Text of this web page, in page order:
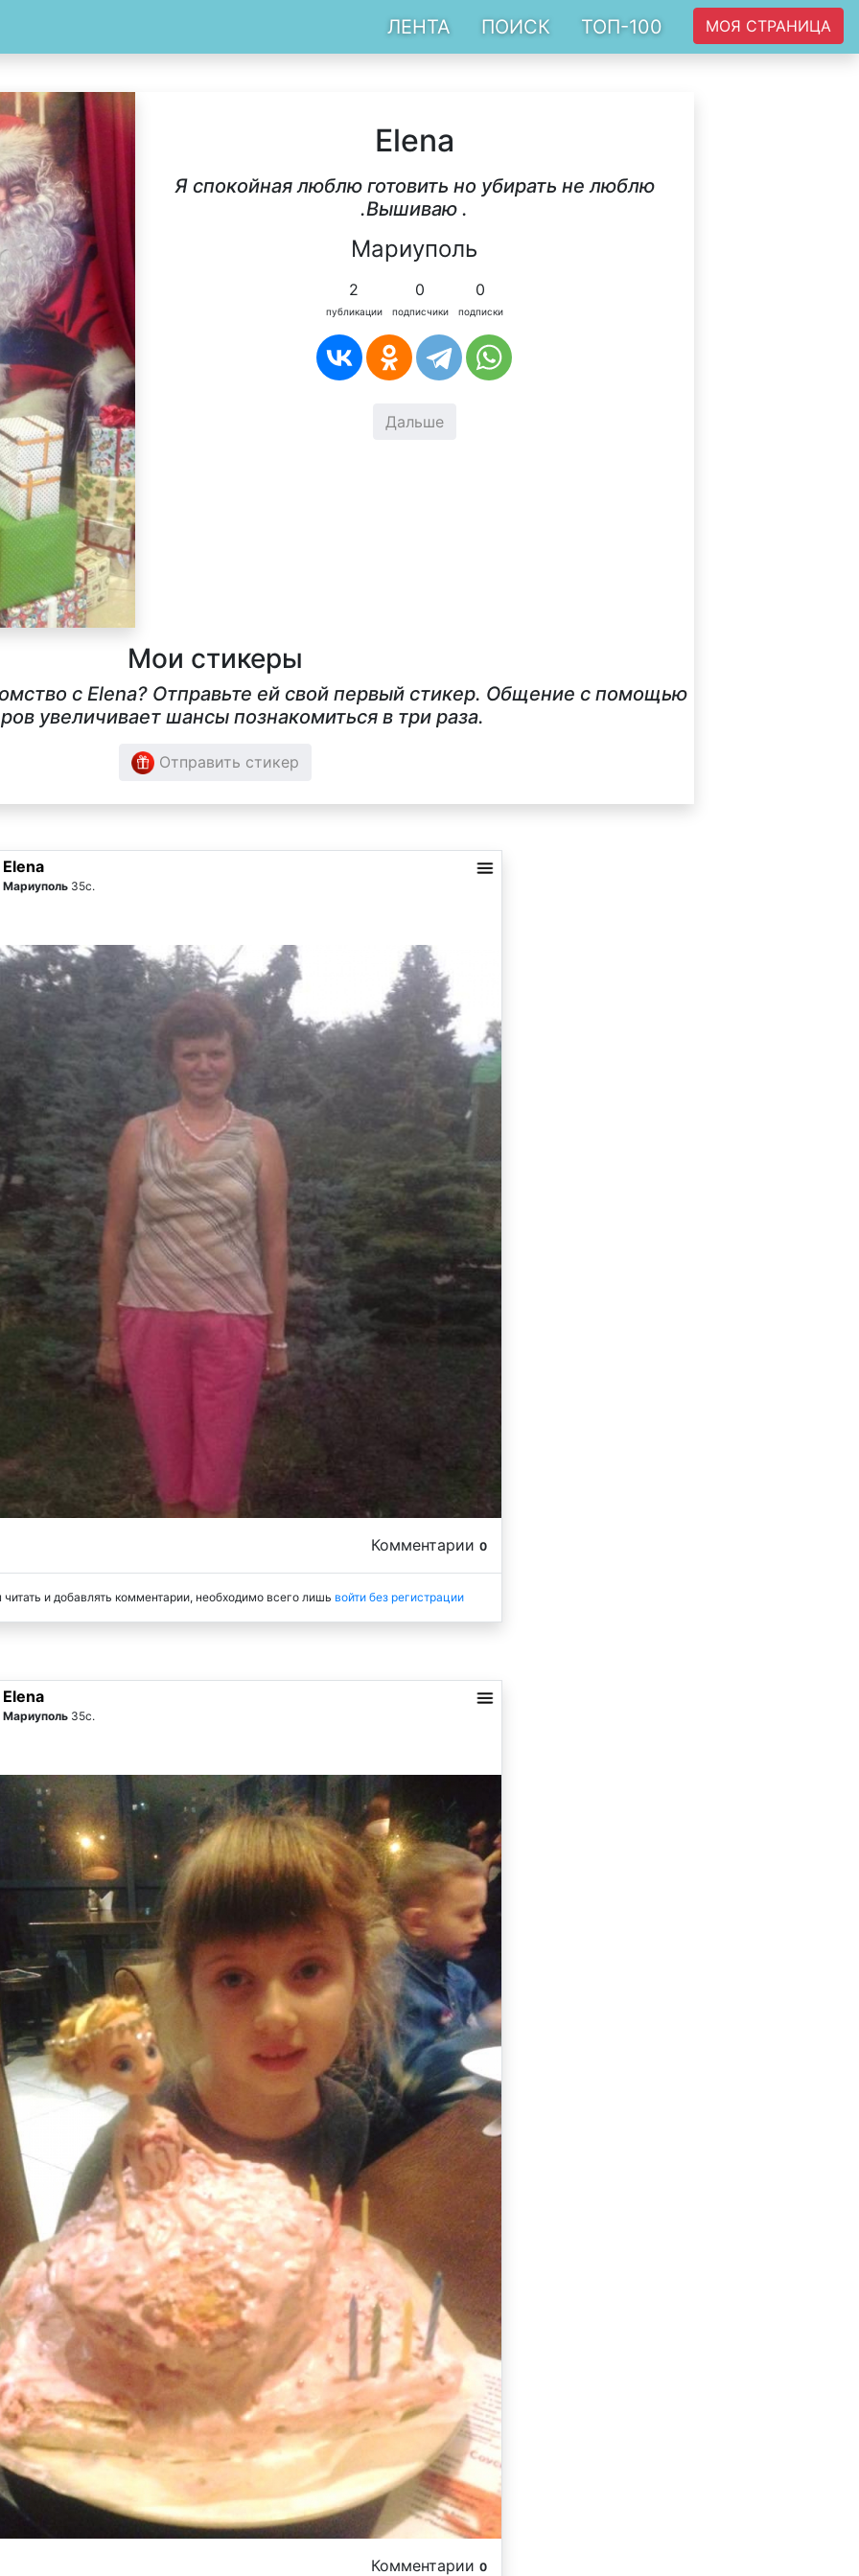
ЛЕНТА ПОИСК ТОП-100 МОЯ СТРАНИЦА
Elena
Я спокойная люблю готовить но убирать не люблю
.Вышиваю .
Мариуполь
2
публикации
0
подписчики
0
подписки
Дальше
Мои стикеры
с Elena? Отправьте ей свой первый стикер. Общение с помощью
увеличивает шансы познакомиться в три раза.
Отправить стикер
Elena
Мариуполь 35с.
Комментарии 0
и добавлять комментарии, необходимо всего лишь войти без регистрации
Elena
Мариуполь 35с.
Комментарии 0